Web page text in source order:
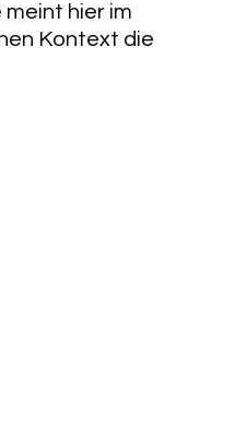
meint hier im
Kontext die